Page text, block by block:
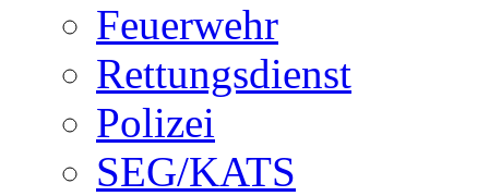
Feuerwehr
Rettungsdienst
Polizei
SEG/KATS